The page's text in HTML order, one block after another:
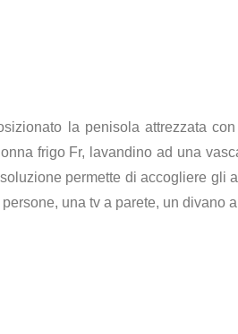
la penisola attrezzata
frigo Fr, lavandino ad una
permette di accogliere
una tv a parete, un divano